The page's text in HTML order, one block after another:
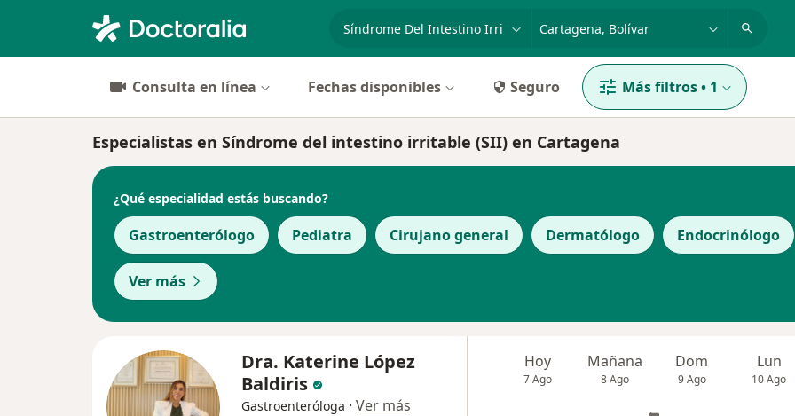
especialidad, enfermedad o nombre
Consulta en línea Fechas disponibles Seguro Más filtros• 1
Especialistas en Síndrome del intestino irritable (SII) en Cartagena
¿Qué especialidad estás buscando?
Gastroenterólogo Pediatra Cirujano general Dermatólogo Endocrinólogo
Ver más
Dra. Katerine López
Baldiris
Gastroenteróloga · Ver más
Hoy
7 Ago
Mañana
8 Ago
Dom
9 Ago
Lun
10 Ago